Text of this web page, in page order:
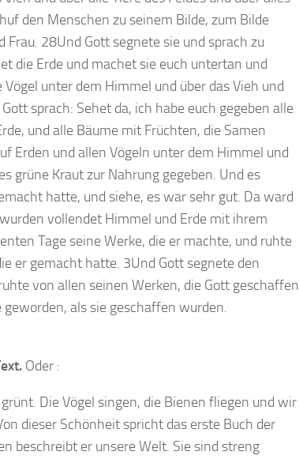
den Menschen zu seinem Bilde, zum Bilde
28Und Gott segnete sie und sprach zu
die Erde und machet sie euch untertan und
unter dem Himmel und über das Vieh und
sprach: Sehet da, ich habe euch gegeben alle
und alle Bäume mit Früchten, die Samen
Erden und allen Vögeln unter dem Himmel und
grüne Kraut zur Nahrung gegeben. Und es
hatte, und siehe, es war sehr gut. Da ward
vollendet Himmel und Erde mit ihrem
Tage seine Werke, die er machte, und ruhte
er gemacht hatte. 3Und Gott segnete den
von allen seinen Werken, die Gott geschaffen
als sie geschaffen wurden.
Oder :
Die Vögel singen, die Bienen fliegen und wir
dieser Schönheit spricht das erste Buch der
beschreibt er unsere Welt. Sie sind streng